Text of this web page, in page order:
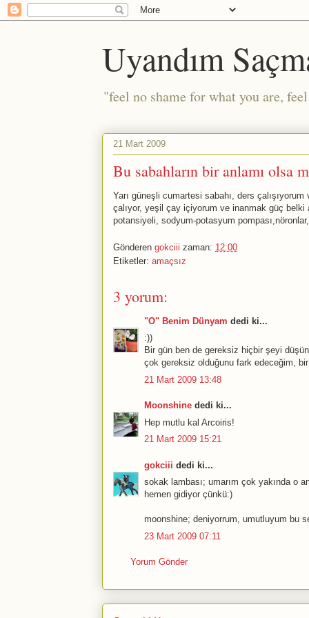
Uyandım
"feel no shame for what you are,
21 Mart 2009
Bu sabahların bir anlamı olsa
Yarı güneşli cumartesi sabahı, ders
çalıyor, yeşil çay içiyorum ve inanmak güç
potansiyeli, sodyum-potasyum
Gönderen gokciii zaman: 12:00
Etiketler: amaçsız
3 yorum:
"O" Benim Dünyam dedi ki...
:))
Bir gün ben de gereksiz hiçbir şeyi
çok gereksiz olduğunu fark edeceğim,
21 Mart 2009 13:48
Moonshine dedi ki...
Hep mutlu kal Arcoiris!
21 Mart 2009 15:21
gokciii dedi ki...
sokak lambası; umarım çok yakında o
hemen gidiyor çünkü:)
moonshine; deniyorrum, umutluyum bu
23 Mart 2009 07:11
Yorum Gönder